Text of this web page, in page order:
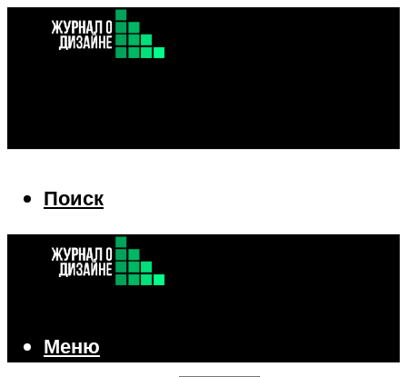
Поиск
Меню